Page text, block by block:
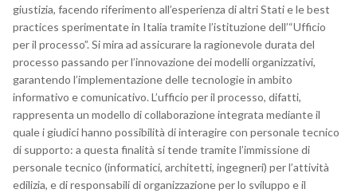
giustizia, facendo riferimento all’esperienza di altri Stati e le best
practices sperimentate in Italia tramite l’istituzione dell’“Ufficio
per il processo”. Si mira ad assicurare la ragionevole durata del
processo passando per l’innovazione dei modelli organizzativi,
garantendo l’implementazione delle tecnologie in ambito
informativo e comunicativo. L’ufficio per il processo, difatti,
rappresenta un modello di collaborazione integrata mediante il
quale i giudici hanno possibilità di interagire con personale tecnico
di supporto: a questa finalità si tende tramite l’immissione di
personale tecnico (informatici, architetti, ingegneri) per l’attività
edilizia, e di responsabili di organizzazione per lo sviluppo e il